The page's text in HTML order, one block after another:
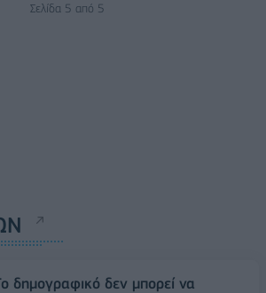
Σελίδα 5 από 5
δημογραφικό δεν μπορεί να